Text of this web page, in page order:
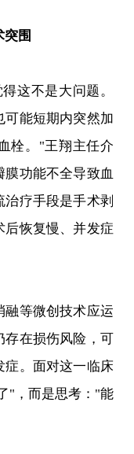
围
这不是大问题。
可能短期内突然加
栓。"王翔主任介
功能不全导致血
疗手段是手术剥
后恢复慢、并发症
融等微创技术应运
存在损伤风险，可
症。面对这一临床
"，而是思考："能